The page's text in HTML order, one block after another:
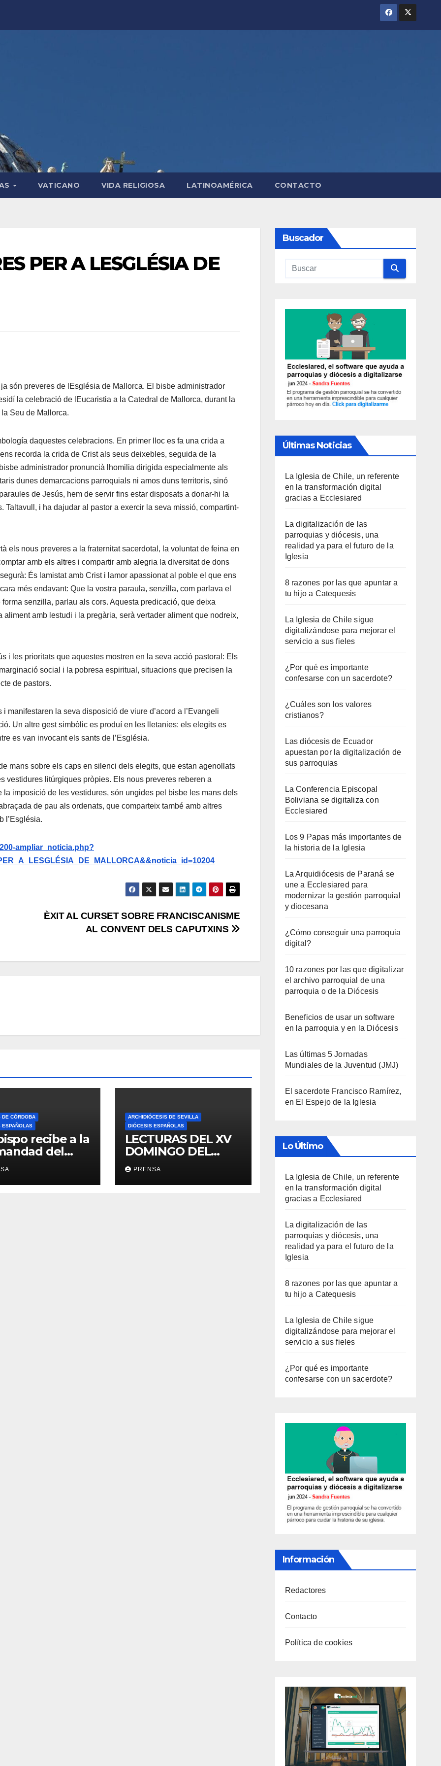
VATICANO VIDA RELIGIOSA LATINOAMÉRICA CONTACTO
PER A LESGLÉSIA DE
són preveres de lEsglésia de Mallorca. El bisbe administrador
la celebració de lEucaristia a la Catedral de Mallorca, durant la
Seu de Mallorca.
daquestes celebracions. En primer lloc es fa una crida a
recorda la crida de Crist als seus deixebles, seguida de la
administrador pronuncià lhomilia dirigida especialmente als
dunes demarcacions parroquials ni amos duns territoris, sinó
de Jesús, hem de servir fins estar disposats a donar-hi la
i ha dajudar al pastor a exercir la seva missió, compartint-
els nous preveres a la fraternitat sacerdotal, la voluntat de feina en
amb els altres i compartir amb alegria la diversitat de dons
És lamistat amb Crist i lamor apassionat al poble el que ens
més endavant: Que la vostra paraula, senzilla, com parlava el
senzilla, parlau als cors. Aquesta predicació, que deixa
amb lestudi i la pregària, serà vertader aliment que nodreix,
i les prioritats que aquestes mostren en la seva acció pastoral: Els
social i la pobresa espiritual, situacions que precisen la
de pastors.
i manifestaren la seva disposició de viure d’acord a l’Evangeli
Un altre gest simbòlic es produí en les lletanies: els elegits es
es van invocant els sants de l’Església.
mans sobre els caps en silenci dels elegits, que estan agenollats
vestidures litúrgiques pròpies. Els nous preveres reberen a
imposició de les vestidures, són ungides pel bisbe les mans dels
de pau als ordenats, que comparteix també amb altres
l’Església.
ampliar_noticia.php?
ÈXIT AL CURSET SOBRE FRANCISCANISME
AL CONVENT DELS CAPUTXINS
DE CÓRDOBA
ESPAÑOLAS
recibe a la
del
ARCHIDIÓCESIS DE SEVILLA
DIÓCESIS ESPAÑOLAS
LECTURAS DEL XV
DOMINGO DEL
TIEMPO
ORDINARIO (A)
PRENSA
Buscador
Últimas Noticias
La Iglesia de Chile, un referente
en la transformación digital
gracias a Ecclesiared
La digitalización de las
parroquias y diócesis, una
realidad ya para el futuro de la
Iglesia
8 razones por las que apuntar a
tu hijo a Catequesis
La Iglesia de Chile sigue
digitalizándose para mejorar el
servicio a sus fieles
¿Por qué es importante
confesarse con un sacerdote?
¿Cuáles son los valores
cristianos?
Las diócesis de Ecuador
apuestan por la digitalización de
sus parroquias
La Conferencia Episcopal
Boliviana se digitaliza con
Ecclesiared
Los 9 Papas más importantes de
la historia de la Iglesia
La Arquidiócesis de Paraná se
une a Ecclesiared para
modernizar la gestión parroquial
y diocesana
¿Cómo conseguir una parroquia
digital?
10 razones por las que digitalizar
el archivo parroquial de una
parroquia o de la Diócesis
Beneficios de usar un software
en la parroquia y en la Diócesis
Las últimas 5 Jornadas
Mundiales de la Juventud (JMJ)
El sacerdote Francisco Ramírez,
en El Espejo de la Iglesia
Lo Último
La Iglesia de Chile, un referente
en la transformación digital
gracias a Ecclesiared
La digitalización de las
parroquias y diócesis, una
realidad ya para el futuro de la
Iglesia
8 razones por las que apuntar a
tu hijo a Catequesis
La Iglesia de Chile sigue
digitalizándose para mejorar el
servicio a sus fieles
¿Por qué es importante
confesarse con un sacerdote?
Información
Redactores
Contacto
Política de cookies